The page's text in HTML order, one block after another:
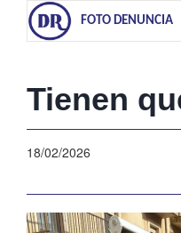
FOTO DENUNCIA
Tienen
18/02/2026